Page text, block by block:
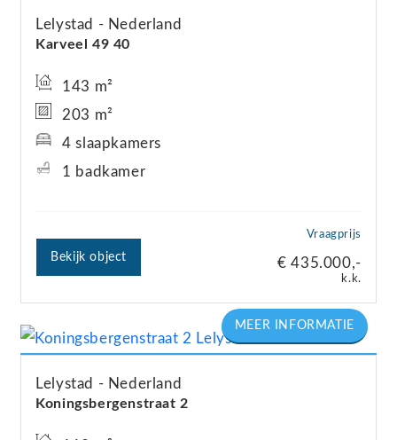
Karveel 49 40
Lelystad Nederland
Vraagprijs
€ 435.000,-
k.k.
143 m²
203 m²
4 slaapkamers
1 badkamer
Bekijk object
Koningsbergenstraat 2
Lelystad Nederland